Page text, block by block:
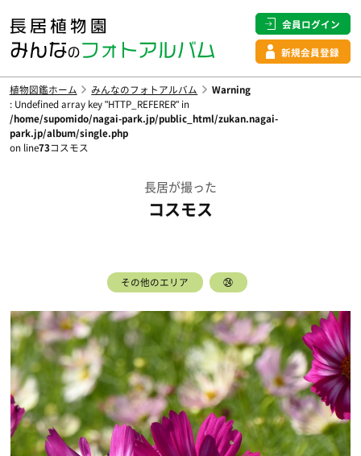
会員ログイン
新規会員登録
植物図鑑ホーム みんなのフォトアルバム
Warning
: Undefined array key "HTTP_REFERER" in
/home/supomido/nagai-park.jp/public_html/zukan.nagai-
park.jp/album/single.php
on line73コスモス
長居が撮った
コスモス
その他のエリア ㉔